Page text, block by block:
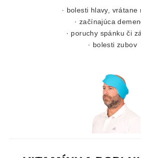
· bolesti hlavy, vrátane
· začínajúca
· poruchy spánku či
· bolesti zubov